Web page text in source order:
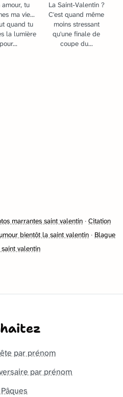
amour, tu
ma vie...
quand tu
la lumière
pour...
La Saint-Valentin ?
C'est quand même
moins stressant
qu'une finale de
coupe du...
marrantes saint valentin · Citation
bientôt la saint valentin · Blague
valentin
par prénom
par prénom
Pâques